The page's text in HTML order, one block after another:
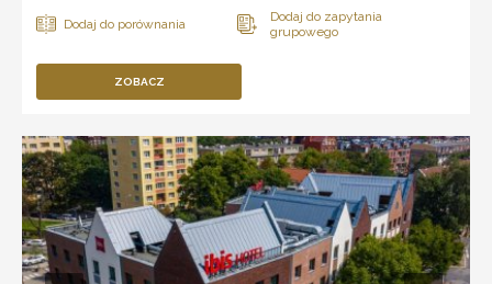
ZOBACZ